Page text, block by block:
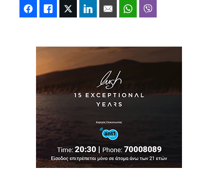
FacebookLike Twitter LinkedIn Email WhatsApp